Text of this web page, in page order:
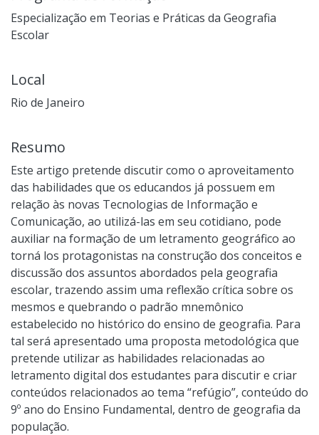
Especialização em Teorias e Práticas da Geografia
Escolar
Local
Rio de Janeiro
Resumo
Este artigo pretende discutir como o aproveitamento
das habilidades que os educandos já possuem em
relação às novas Tecnologias de Informação e
Comunicação, ao utilizá-las em seu cotidiano, pode
auxiliar na formação de um letramento geográfico ao
torná los protagonistas na construção dos conceitos e
discussão dos assuntos abordados pela geografia
escolar, trazendo assim uma reflexão crítica sobre os
mesmos e quebrando o padrão mnemônico
estabelecido no histórico do ensino de geografia. Para
tal será apresentado uma proposta metodológica que
pretende utilizar as habilidades relacionadas ao
letramento digital dos estudantes para discutir e criar
conteúdos relacionados ao tema “refúgio”, conteúdo do
9º ano do Ensino Fundamental, dentro de geografia da
população.